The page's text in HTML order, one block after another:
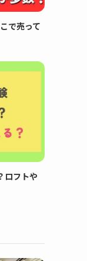
で売って
ロフトや